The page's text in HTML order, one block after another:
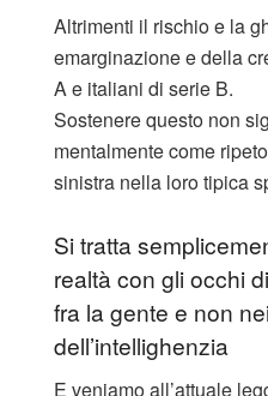
Altrimenti il rischio e la
emarginazione e della
A e italiani di serie B.
Sostenere questo non
mentalmente come
sinistra nella loro tipica
Si tratta
realtà con gli occhi
fra la gente e non
dell’intellighenzia
E veniamo all’attuale